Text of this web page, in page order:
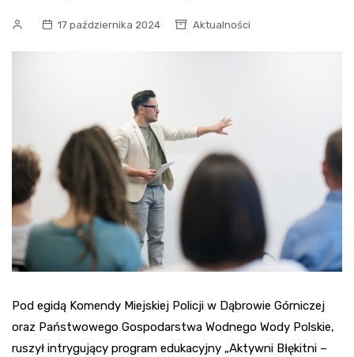
17 października 2024 Aktualności
Pod egidą Komendy Miejskiej Policji w Dąbrowie Górniczej
oraz Państwowego Gospodarstwa Wodnego Wody Polskie,
ruszył intrygujący program edukacyjny „Aktywni Błękitni –